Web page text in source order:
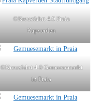
©Kreuzfahrt 4.0 Praia
Kapverden
©Kreuzfahrt 4.0 Gemuesemarkt
in Praia